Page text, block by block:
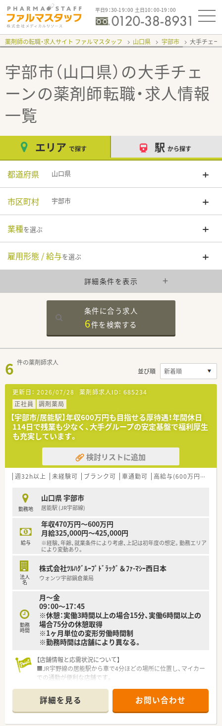
平日9：30-19：00 土日10：00-19：00
薬剤師の転職・求人サイト ファルマスタッフ 山口県 宇部市 大手チェー
宇部市（山口県）の大手チェ
ーンの薬剤師転職・求人情報
一覧
エリア で探す 駅 から探す
都道府県 山口県
市区町村 宇部市
業種を選ぶ
雇用形態 / 給与を選ぶ
詳細条件を表示
条件に合う求人
6件を検索する
6 件の薬剤師求人
並び順
更新日： 2026/07/28 薬剤師求人ID： 685234
正社員
調剤薬局
【宇部市/居能駅】年収600万円も目指せる厚待遇！年間休日
114日で残業も少なく、大手グループの安定基盤で福利厚生
も充実しています。
検討リストに追加
週32h以上 未経験可 ブランク可 車通勤可 高給与(600万円以上)
勤務地
山口県 宇部市
居能駅 (JR宇部線)
給与
年収470万円～600万円
月給325,000円～425,000円
※経験、年齢、就業条件により考慮、上記は初年度の想定。勤務エリア
により変動あり。
法人
名
株式会社ﾂﾙﾊｸﾞﾙｰﾌﾟﾄﾞﾗｯｸﾞ＆ﾌｧ-ﾏｼｰ西日本
ウォンツ宇部鍋倉薬局
勤務
時間
月～金
09：00～17：45
※休憩：実働3時間以上の場合15分、実働6時間以上の
場合75分の休憩取得
※1ヶ月単位の変形労働時間制
※勤務時間は店舗により異なる。
【店舗情報と応需状況について】
■JR宇野線の居能駅から車で4分ほどの場所に位置し、マイカー
での通勤が便利な店舗です。
様な症例を学ぶことができます。
■近隣エリアにもグループ店舗が複数あるため、協力体制が整っ
ており安心して勤務できます。
詳細を見る お問い合わせ